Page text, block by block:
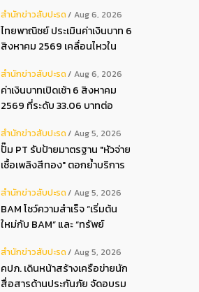
สํานักข่าวสับปะรด Aug 6, 2026
ไทยพาณิชย์ ประเมินค่าเงินบาท 6
สิงหาคม 2569 เคลื่อนไหวใน
ดอลลาร์
สํานักข่าวสับปะรด Aug 6, 2026
ค่าเงินบาทเปิดเช้า 6 สิงหาคม
2569 ที่ระดับ 33.06 บาทต่อ
สํานักข่าวสับปะรด Aug 5, 2026
ปั๊ม PT รับป้ายมาตรฐาน "หัวจ่าย
เชื้อเพลิงสีทอง" ตอกย้ำบริการ
บริโภค
สํานักข่าวสับปะรด Aug 5, 2026
BAM โชว์ความสำเร็จ “เริ่มต้น
ใหม่กับ BAM” และ “ทรัพย์
2026
สํานักข่าวสับปะรด Aug 5, 2026
คปภ. เดินหน้าสร้างเครือข่ายนัก
สื่อสารด้านประกันภัย จัดอบรม